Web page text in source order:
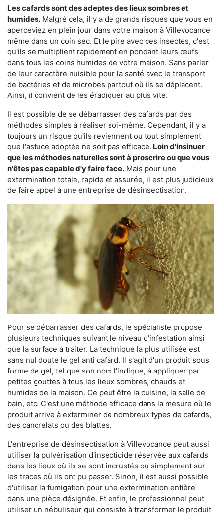
Les cafards sont des adeptes des lieux sombres et
humides. Malgré cela, il y a de grands risques que vous en
aperceviez en plein jour dans votre maison à Villevocance
même dans un coin sec. Et le pire avec ces insectes, c'est
qu'ils se multiplient rapidement en pondant leurs œufs
dans tous les coins humides de votre maison. Sans parler
de leur caractère nuisible pour la santé avec le transport
de bactéries et de microbes partout où ils se déplacent.
Ainsi, il convient de les éradiquer au plus vite.
Il est possible de se débarrasser des cafards par des
méthodes simples à réaliser soi-même. Cependant, il y a
toujours un risque qu'ils reviennent ou tout simplement
que l'astuce adoptée ne soit pas efficace. Loin d'insinuer
que les méthodes naturelles sont à proscrire ou que vous
n'êtes pas capable d'y faire face. Mais pour une
extermination totale, rapide et assurée, il est plus judicieux
de faire appel à une entreprise de désinsectisation.
Pour se débarrasser des cafards, le spécialiste propose
plusieurs techniques suivant le niveau d'infestation ainsi
que la surface à traiter. La technique la plus utilisée est
sans nul doute le gel anti cafard. Il s'agit d'un produit sous
forme de gel, tel que son nom l'indique, à appliquer par
petites gouttes à tous les lieux sombres, chauds et
humides de la maison. Ce peut être la cuisine, la salle de
bain, etc. C'est une méthode efficace dans la mesure où le
produit arrive à exterminer de nombreux types de cafards,
des cancrelats ou des blattes.
L'entreprise de désinsectisation à Villevocance peut aussi
utiliser la pulvérisation d'insecticide réservée aux cafards
dans les lieux où ils se sont incrustés ou simplement sur
les traces où ils ont pu passer. Sinon, il est aussi possible
d'utiliser la fumigation pour une extermination entière
dans une pièce désignée. Et enfin, le professionnel peut
utiliser un nébuliseur qui consiste à transformer le produit